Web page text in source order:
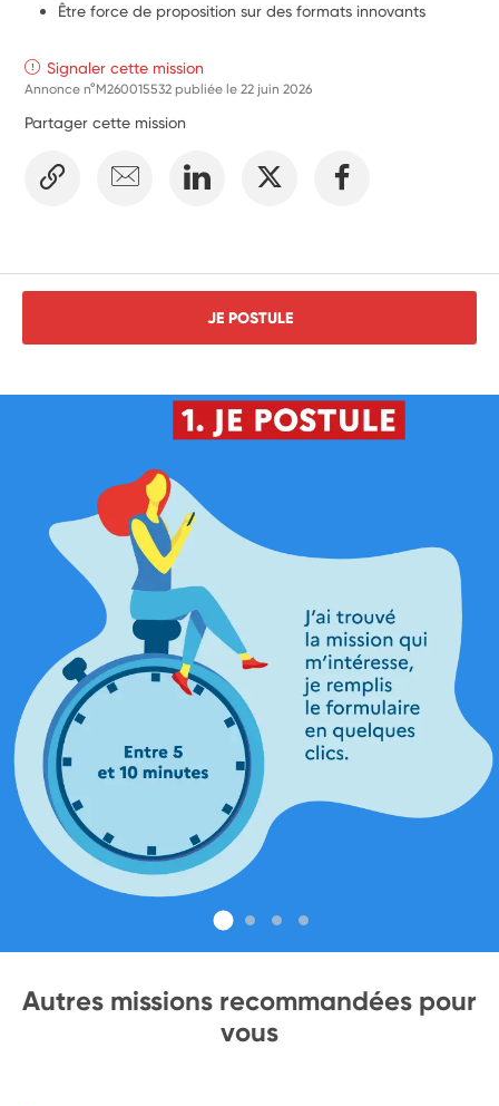
Être force de proposition sur des formats innovants
Signaler cette mission
Annonce n°M260015532 publiée le22 juin 2026
Partager cette mission
JE POSTULE
Autres missions recommandées pour
vous